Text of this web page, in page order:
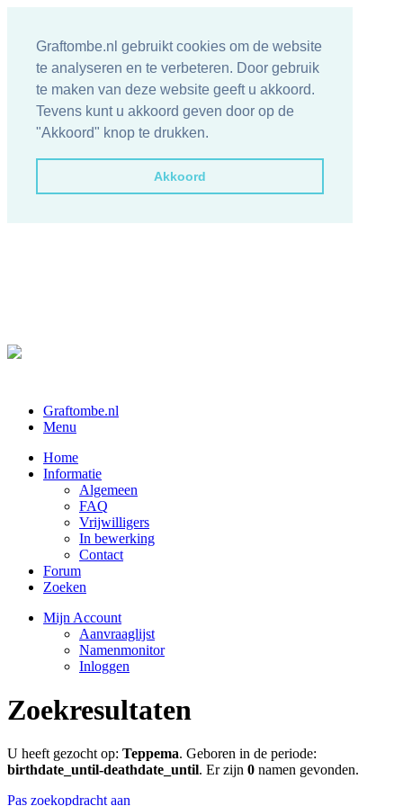
Graftombe.nl gebruikt cookies om de website
te analyseren en te verbeteren. Door gebruik
te maken van deze website geeft u akkoord.
Tevens kunt u akkoord geven door op de
"Akkoord" knop te drukken.
Akkoord
Graftombe.nl
Menu
Home
Informatie
Algemeen
FAQ
Vrijwilligers
In bewerking
Contact
Forum
Zoeken
Mijn Account
Aanvraaglijst
Namenmonitor
Inloggen
Zoekresultaten
U heeft gezocht op: Teppema. Geboren in de periode:
birthdate_until-deathdate_until. Er zijn 0 namen gevonden.
Pas zoekopdracht aan